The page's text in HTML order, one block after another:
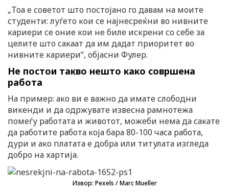
„Тоа е советот што постојано го давам на моите
студенти: луѓето кои се најнесреќни во нивните
кариери се оние кои не биле искрени со себе за
целите што сакаат да им дадат приоритет во
нивните кариери“, објасни Фулер.
Не постои такво нешто како совршена
работа
На пример: ако ви е важно да имате слободни
викенди и да одржувате извесна рамнотежа
помеѓу работата и животот, можеби нема да сакате
да работите работа која бара 80-100 часа работа,
дури и ако платата е добра или титулата изгледа
добро на хартија.
Извор: Pexels / Marc Mueller